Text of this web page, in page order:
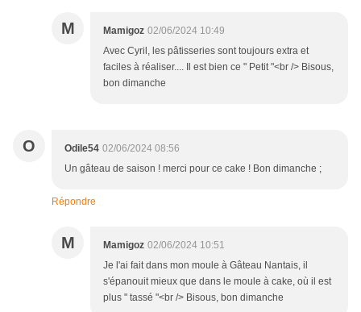
M Mamigoz 02/06/2024 10:49
Avec Cyril, les pâtisseries sont toujours extra et
faciles à réaliser.... Il est bien ce " Petit "<br /> Bisous,
bon dimanche
O Odile54 02/06/2024 08:56
Un gâteau de saison ! merci pour ce cake ! Bon dimanche ;
Répondre
M Mamigoz 02/06/2024 10:51
Je l'ai fait dans mon moule à Gâteau Nantais, il
s'épanouit mieux que dans le moule à cake, où il est
plus " tassé "<br /> Bisous, bon dimanche